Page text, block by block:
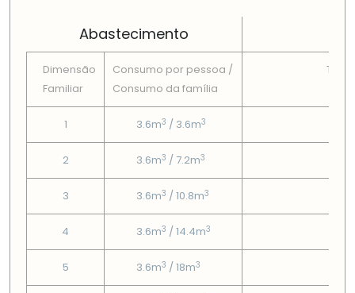
Abastecimento
Dimensão
Familiar
Consumo por pessoa /
Consumo da famí­lia
Tarifa
1 3.6m3 / 3.6m3
2 3.6m3 / 7.2m3
3 3.6m3 / 10.8m3
4 3.6m3 / 14.4m3
5 3.6m3 / 18m3